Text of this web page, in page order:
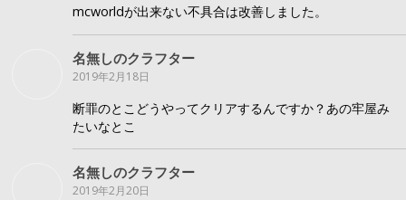
mcworldが出来ない不具合は改善しました。
名無しのクラフター
2019年2月18日
断罪のとこどうやってクリアするんですか？あの牢屋み
たいなとこ
名無しのクラフター
2019年2月20日